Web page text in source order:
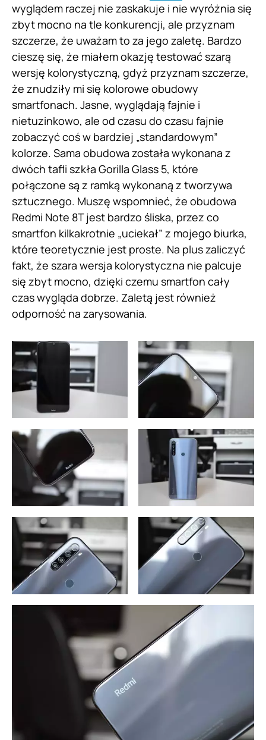
wyglądem raczej nie zaskakuje i nie wyróżnia się
zbyt mocno na tle konkurencji, ale przyznam
szczerze, że uważam to za jego zaletę. Bardzo
cieszę się, że miałem okazję testować szarą
wersję kolorystyczną, gdyż przyznam szczerze,
że znudziły mi się kolorowe obudowy
smartfonach. Jasne, wyglądają fajnie i
nietuzinkowo, ale od czasu do czasu fajnie
zobaczyć coś w bardziej „standardowym”
kolorze. Sama obudowa została wykonana z
dwóch tafli szkła Gorilla Glass 5, które
połączone są z ramką wykonaną z tworzywa
sztucznego. Muszę wspomnieć, że obudowa
Redmi Note 8T jest bardzo śliska, przez co
smartfon kilkakrotnie „uciekał” z mojego biurka,
które teoretycznie jest proste. Na plus zaliczyć
fakt, że szara wersja kolorystyczna nie palcuje
się zbyt mocno, dzięki czemu smartfon cały
czas wygląda dobrze. Zaletą jest również
odporność na zarysowania.